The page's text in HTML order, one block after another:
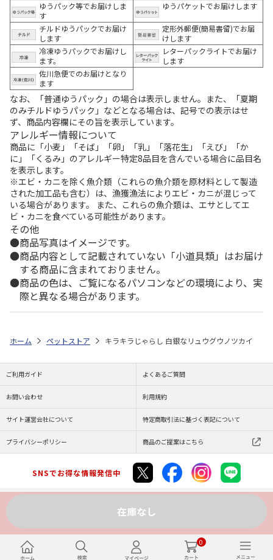
0
ゆうパック等でお届けしま
す
ゆうパケットでお届けします
チルドゆうパックでお届け
します
定形外郵便(簡易書留)でお届
けします
冷凍ゆうパックでお届けし
ます。
レターパックライトでお届け
します
佐川急便でのお届けとなり
ます
なお、「普通ゆうパック」の場合は表示しません。また、「夏期
のみチルドゆうパック」などとなる場合は、記号での表示はせ
ず、商品内容欄にその旨を表示しています。
アレルギー情報について
商品に「小麦」「そば」「卵」「乳」「落花生」「えび」「か
に」「くるみ」のアレルギー特定8品目を含んでいる場合に品目名
を表示します。
※エビ・カニを除く魚介類（これらの魚介類を原材料として製造
された加工品も含む）は、漁獲漁法によりエビ・カニが混じって
いる場合があります。 また、これらの魚介類は、エサとしてエ
ビ・カニを食べている可能性があります。
その他
商品写真はイメージです。
商品内容として記載されていない「小道具類」はお届け
する商品に含まれておりません。
商品の色は、ご覧になるパソコンなどの環境により、実
際と異なる場合があります。
在庫なし
ホーム ペットストア キラキラじゃらし 白銀なリュウグウノツカイ
ご利用ガイド よくあるご質問
お問い合わせ 利用規約
サイト運営会社について 特定商取引法に基づく表記について
プライバシーポリシー 商品のご提案はこちら
SNSでお得な情報発信中